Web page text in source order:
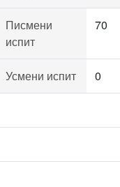
Писмени
испит
70
Усмени испит 0